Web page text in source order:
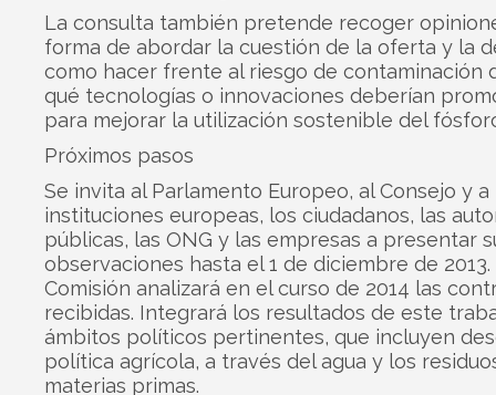
La consulta también pretende recoger
forma de abordar la cuestión de la oferta y la
como hacer frente al riesgo de contaminación
qué tecnologías o innovaciones deberían
para mejorar la utilización sostenible del
Próximos pasos
Se invita al Parlamento Europeo, al Consejo y a
instituciones europeas, los ciudadanos, las
públicas, las ONG y las empresas a presentar
observaciones hasta el 1 de diciembre de 2013.
Comisión analizará en el curso de 2014 las
recibidas. Integrará los resultados de este
ámbitos políticos pertinentes, que incluyen
política agrícola, a través del agua y los
materias primas.